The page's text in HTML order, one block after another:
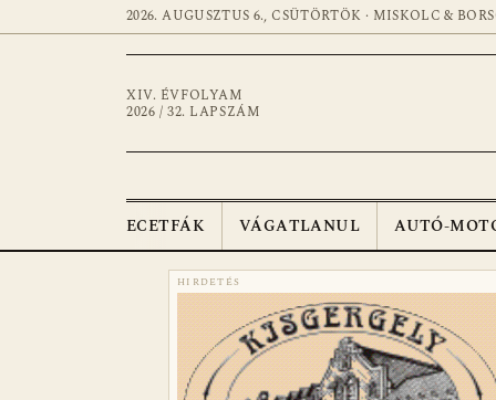
2026. AUGUSZTUS 6., CSÜTÖRTÖK · MISKOLC &
XIV. ÉVFOLYAM
2026 / 32. LAPSZÁM
ECETFÁK VÁGATLANUL AUTÓ-
HIRDETÉS